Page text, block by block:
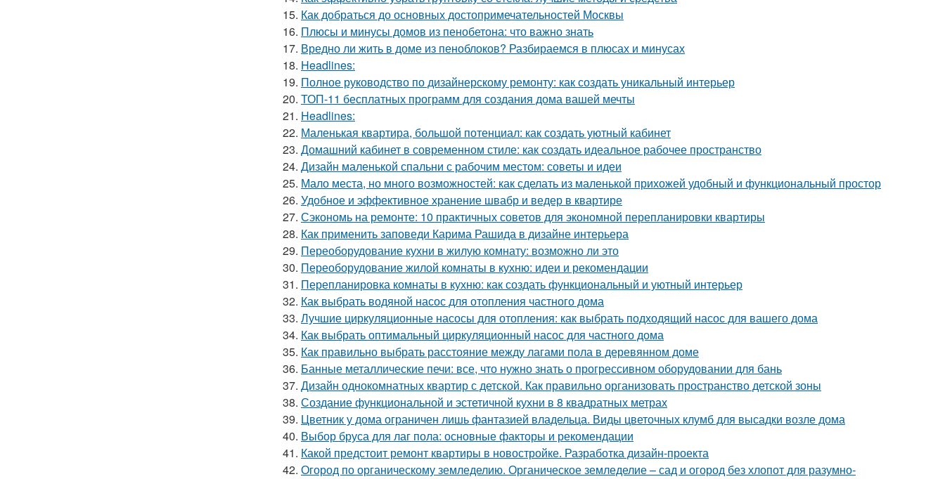
15. Как добраться до основных достопримечательностей Москвы
16. Плюсы и минусы домов из пенобетона: что важно знать
17. Вредно ли жить в доме из пеноблоков? Разбираемся в плюсах и минусах
18. Headlines:
19. Полное руководство по дизайнерскому ремонту: как создать уникальный интерьер
20. ТОП-11 бесплатных программ для создания дома вашей мечты
21. Headlines:
22. Маленькая квартира, большой потенциал: как создать уютный кабинет
23. Домашний кабинет в современном стиле: как создать идеальное рабочее пространство
24. Дизайн маленькой спальни с рабочим местом: советы и идеи
25. Мало места, но много возможностей: как сделать из маленькой прихожей удобный и функциональный простор
26. Удобное и эффективное хранение швабр и ведер в квартире
27. Сэкономь на ремонте: 10 практичных советов для экономной перепланировки квартиры
28. Как применить заповеди Карима Рашида в дизайне интерьера
29. Переоборудование кухни в жилую комнату: возможно ли это
30. Переоборудование жилой комнаты в кухню: идеи и рекомендации
31. Перепланировка комнаты в кухню: как создать функциональный и уютный интерьер
32. Как выбрать водяной насос для отопления частного дома
33. Лучшие циркуляционные насосы для отопления: как выбрать подходящий насос для вашего дома
34. Как выбрать оптимальный циркуляционный насос для частного дома
35. Как правильно выбрать расстояние между лагами пола в деревянном доме
36. Банные металлические печи: все, что нужно знать о прогрессивном оборудовании для бань
37. Дизайн однокомнатных квартир с детской. Как правильно организовать пространство детской зоны
38. Создание функциональной и эстетичной кухни в 8 квадратных метрах
39. Цветник у дома ограничен лишь фантазией владельца. Виды цветочных клумб для высадки возле дома
40. Выбор бруса для лаг пола: основные факторы и рекомендации
41. Какой предстоит ремонт квартиры в новостройке. Разработка дизайн-проекта
42. Огород по органическому земледелию. Органическое земледелие – сад и огород без хлопот для разумно-